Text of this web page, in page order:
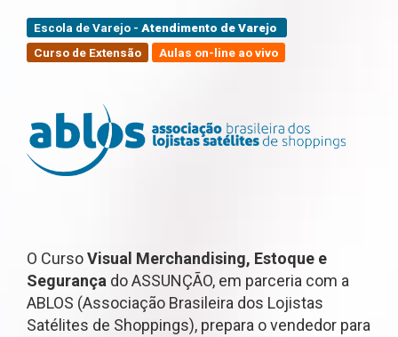
Escola de Varejo -Atendimento de Varejo
Curso de Extensão
Aulas on-line ao vivo
O CursoVisual Merchandising, Estoque e
Segurança do ASSUNÇÃO, em parceria com a
ABLOS (Associação Brasileira dos Lojistas
Satélites de Shoppings), prepara o vendedor para